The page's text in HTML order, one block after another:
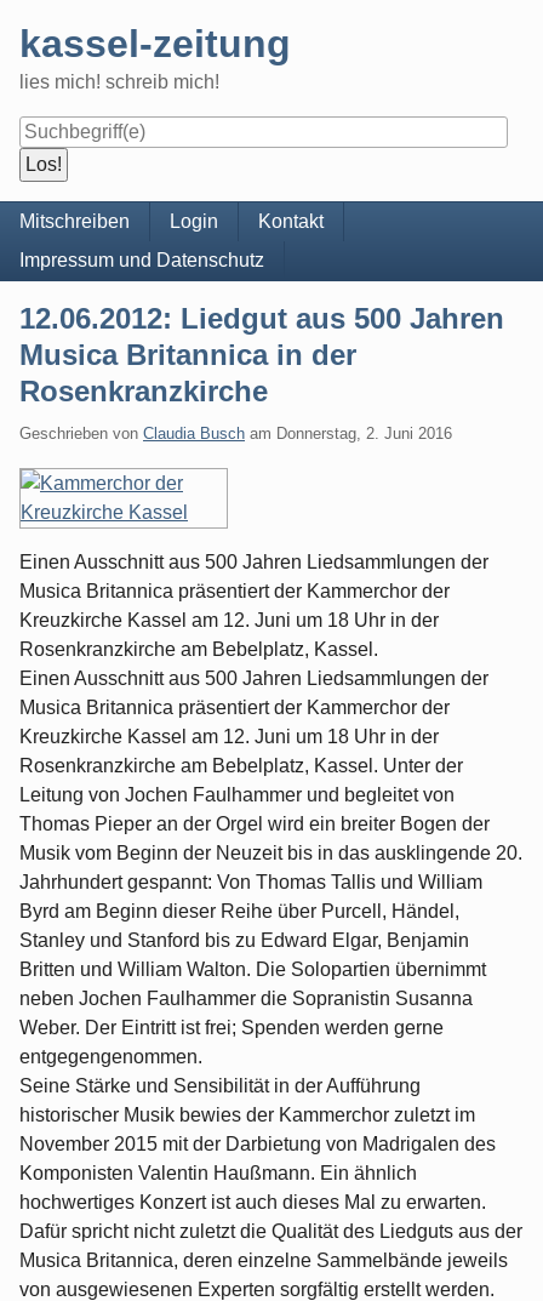
content
kassel-zeitung
lies mich! schreib mich!
Navigation
Mitschreiben Login
Kontakt
Impressum und Datenschutz
12.06.2012: Liedgut aus 500 Jahren
Musica Britannica in der
Rosenkranzkirche
Geschrieben von Claudia Busch am Donnerstag, 2. Juni 2016
Einen Ausschnitt aus 500 Jahren Liedsammlungen der
Musica Britannica präsentiert der Kammerchor der
Kreuzkirche Kassel am 12. Juni um 18 Uhr in der
Rosenkranzkirche am Bebelplatz, Kassel.
Einen Ausschnitt aus 500 Jahren Liedsammlungen der
Musica Britannica präsentiert der Kammerchor der
Kreuzkirche Kassel am 12. Juni um 18 Uhr in der
Rosenkranzkirche am Bebelplatz, Kassel. Unter der
Leitung von Jochen Faulhammer und begleitet von
Thomas Pieper an der Orgel wird ein breiter Bogen der
Musik vom Beginn der Neuzeit bis in das ausklingende 20.
Jahrhundert gespannt: Von Thomas Tallis und William
Byrd am Beginn dieser Reihe über Purcell, Händel,
Stanley und Stanford bis zu Edward Elgar, Benjamin
Britten und William Walton. Die Solopartien übernimmt
neben Jochen Faulhammer die Sopranistin Susanna
Weber. Der Eintritt ist frei; Spenden werden gerne
entgegengenommen.
Seine Stärke und Sensibilität in der Aufführung
historischer Musik bewies der Kammerchor zuletzt im
November 2015 mit der Darbietung von Madrigalen des
Komponisten Valentin Haußmann. Ein ähnlich
hochwertiges Konzert ist auch dieses Mal zu erwarten.
Dafür spricht nicht zuletzt die Qualität des Liedguts aus der
Musica Britannica, deren einzelne Sammelbände jeweils
von ausgewiesenen Experten sorgfältig erstellt werden.